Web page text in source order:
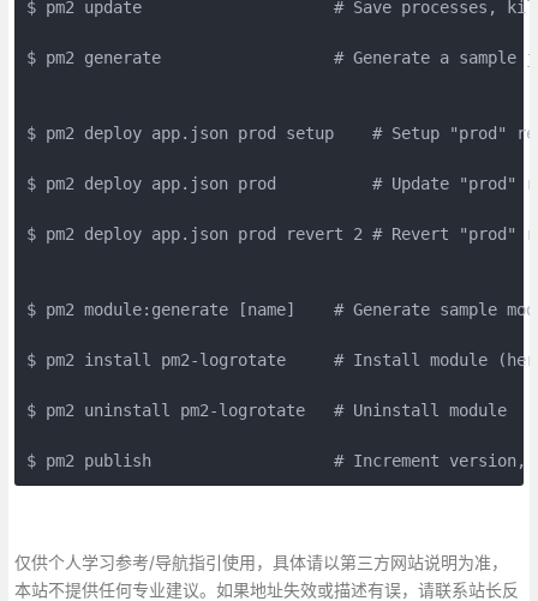
$ pm2 update                    # Save processes, kill
$ pm2 generate                  # Generate a sample
$ pm2 deploy app.json prod setup    # Setup "prod"
$ pm2 deploy app.json prod          # Update "prod"
$ pm2 deploy app.json prod revert 2 # Revert "prod"
$ pm2 module:generate [name]    # Generate sample
$ pm2 install pm2-logrotate     # Install module
$ pm2 uninstall pm2-logrotate   # Uninstall module
$ pm2 publish                   # Increment version,
仅供个人学习参考/导航指引使用，具体请以第三方网站说明为准，
本站不提供任何专业建议。如果地址失效或描述有误，请联系站长反